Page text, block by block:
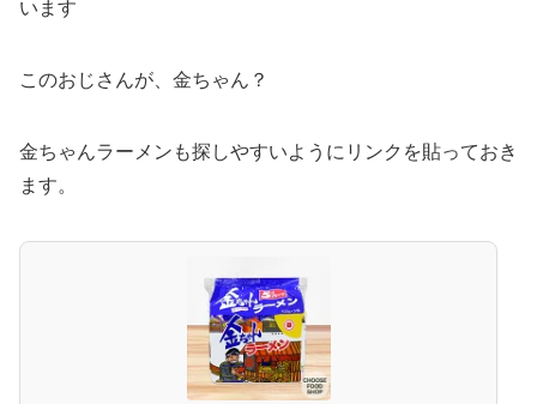
います
このおじさんが、金ちゃん？
金ちゃんラーメンも探しやすいようにリンクを貼っておき
ます。